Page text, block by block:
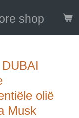
shop
olië
Musk